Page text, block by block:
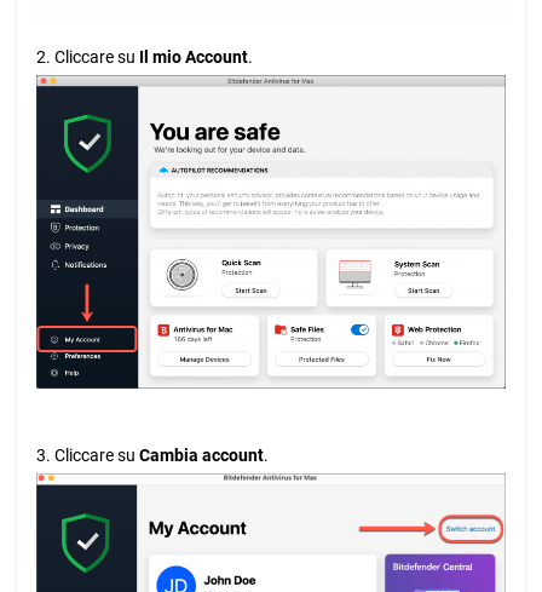
2. Cliccare su Il mio Account.
3. Cliccare su Cambia account.